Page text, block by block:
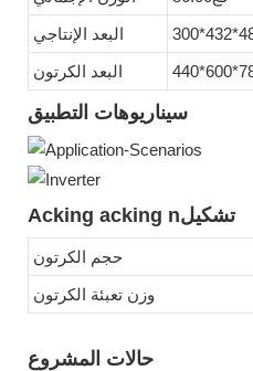
البعد الإنتاجي
البعد الكرتون
سيناريوهات التطبيق
Acking acking nتشكيل
حجم الكرتون
وزن تعبئة الكرتون
حالات المشروع